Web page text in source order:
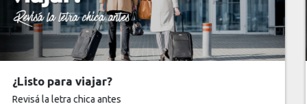
¿Vas a hacer tu primer viaje al exterior?
Guia clave